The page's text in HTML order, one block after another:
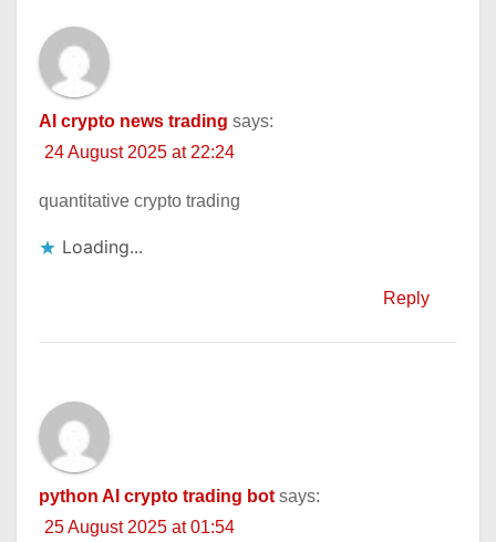
AI crypto news trading says:
24 August 2025 at 22:24
quantitative crypto trading
Loading...
Reply
python AI crypto trading bot says:
25 August 2025 at 01:54